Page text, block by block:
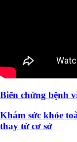
Biến chứng bệnh
Khám sức khỏe
thay từ cơ sở